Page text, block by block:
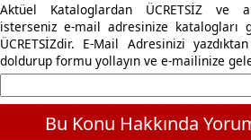
Aktüel Kataloglardan ÜCRETSİZ ve
isterseniz e-mail adresinize katalogları
ÜCRETSİZdir. E-Mail Adresinizi
doldurup formu yollayın ve e-mailinize
Bu Konu Hakkında